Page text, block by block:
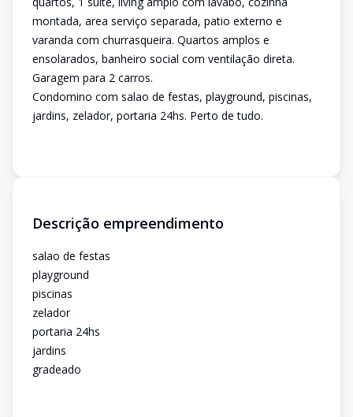
montada, area serviço separada, patio externo e
varanda com churrasqueira. Quartos amplos e
ensolarados, banheiro social com ventilação direta.
Garagem para 2 carros.
Condomino com salao de festas, playground, piscinas,
jardins, zelador, portaria 24hs. Perto de tudo.
Descrição empreendimento
salao de festas
playground
piscinas
zelador
portaria 24hs
jardins
gradeado